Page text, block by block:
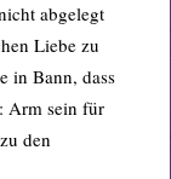
abgelegt
Liebe zu
in Bann, dass
Arm sein für
den